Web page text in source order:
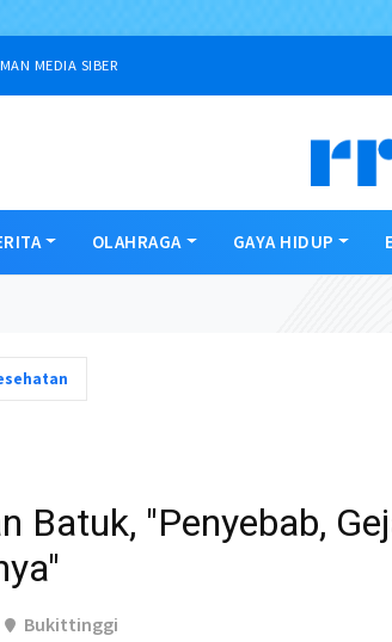
MEDIA SIBER
OLAHRAGA GAYA HIDUP
Batuk, "Penyebab,
Bukittinggi